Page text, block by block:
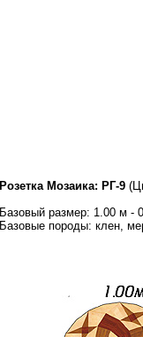
Розетка Мозаика: РГ-9
Базовый размер: 1.00 м -
Базовые породы: клен,